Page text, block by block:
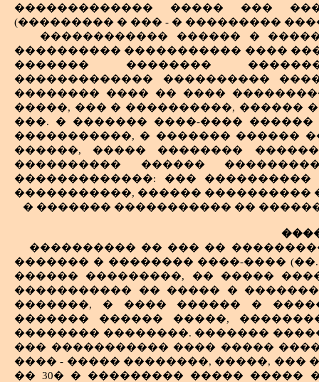
������������� ����� ���
(��������� � ��� - � ���������
������������ ������ �
���������� ����������� ����
������� ��������
������������� ����������
�������� ���� �� ����
�����, ��� � ����������, ������
���. � ������� ����-����
�����������, � ������� ������
������, ����� ��������
���������� ������
�������������: ���
�����������, ������ ����������
� ������� ����������� ��
���������� �� ��� ��
������� � �������� ����-����
������ ���������, �� �����
����������� �� ����� �
�������, � ���� ������ �
������� ������ �����,
�������� ��������. �������
��� ����������� ���� �����
���� - ����� ��������, �����, ���
�� 30� � ��������� ����� �����